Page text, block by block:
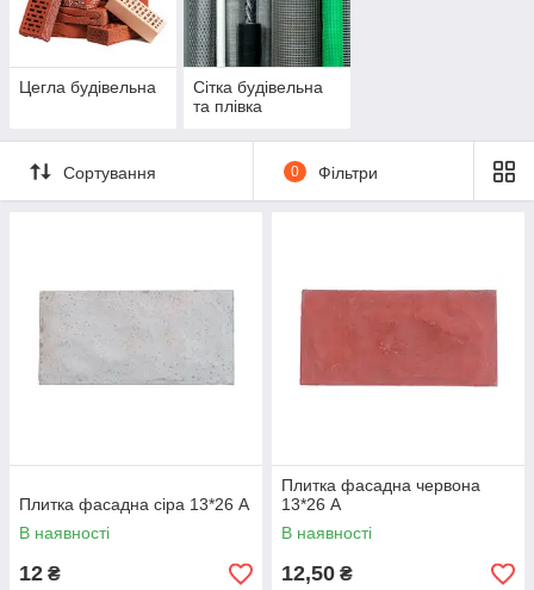
Цегла будівельна
Сітка будівельна
та плівка
Сортування 0 Фільтри
Плитка фасадна сіра 13*26 А
В наявності
12 ₴
Плитка фасадна червона
13*26 А
В наявності
12,50 ₴